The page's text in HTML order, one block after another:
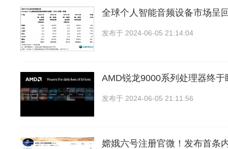
全球个人智能音频设备市场呈
发布于 2024-06-05 21:14:04
AMD锐龙9000系列处理器终
发布于 2024-06-05 21:11:56
嫦娥六号注册官微！发布首条